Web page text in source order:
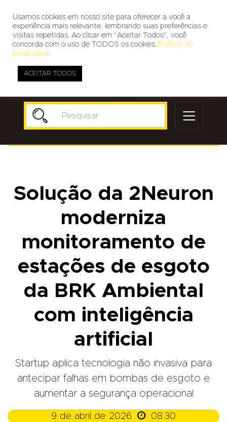
Solução da 2Neuron
moderniza
monitoramento de
estações de esgoto
da BRK Ambiental
com inteligência
artificial
Startup aplica tecnologia não invasiva para
antecipar falhas em bombas de esgoto e
aumentar a segurança operacional
9 de abril de 2026  08:30
Usamos cookies em nosso site para oferecer a você a
experiência mais relevante, lembrando suas preferências e
visitas repetidas. Ao clicar em “Aceitar Todos”, você
concorda com o uso de TODOS os cookies. Política de
privacidade
ACEITAR TODOS